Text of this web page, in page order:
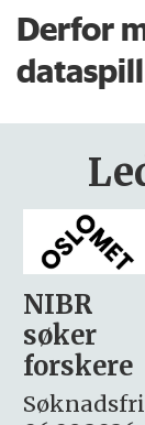
Derfor
Rektor
15.09.2026